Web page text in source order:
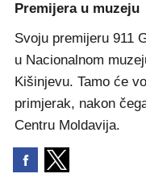
Premijera u muzeju
Svoju premijeru 911
u Nacionalnom
Kišinjevu. Tamo će
primjerak, nakon
Centru Moldavija.